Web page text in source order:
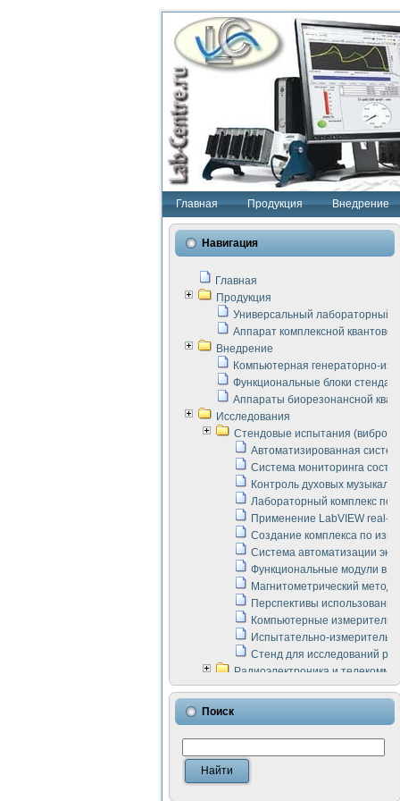
Главная Продукция Внедрение
Навигация
Главная
Продукция
Универсальный лабораторный
Аппарат комплексной
Внедрение
Компьютерная генераторно-
Функциональные блоки стенда
Аппараты биорезонансной
Исследования
Стендовые испытания
Автоматизированная
Система мониторинга
Контроль духовых
Лабораторный комплекс по
Применение LabVIEW real-
Создание комплекса по
Система автоматизации
Функциональные модули в
Магнитометрический метод
Перспективы
Компьютерные
Испытательно-
Стенд для исследований
Радиоэлектроника и
LabVIEW в расчетах
Аппаратно-программный
Виртуальный
Измерение шумовых
Измерительный
Инструменты для
Инструменты для
Поиск